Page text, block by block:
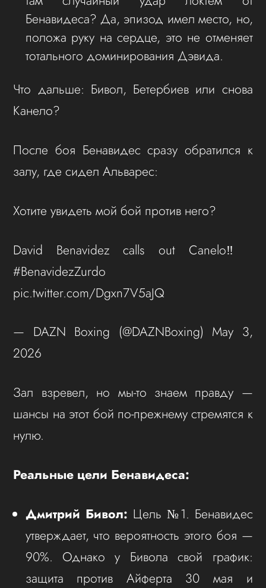
Бенавидеса? Да, эпизод имел место, но,
положа руку на сердце, это не отменяет
тотального доминирования Дэвида.
Что дальше: Бивол, Бетербиев или снова
Канело?
После боя Бенавидес сразу обратился к
залу, где сидел Альварес:
Хотите увидеть мой бой против него?
David Benavidez calls out Canelo‼️
#BenavidezZurdo
pic.twitter.com/Dgxn7V5aJQ
— DAZN Boxing (@DAZNBoxing) May 3,
2026
Зал взревел, но мы-то знаем правду —
шансы на этот бой по-прежнему стремятся к
нулю.
Реальные цели Бенавидеса:
Дмитрий Бивол: Цель №1. Бенавидес
утверждает, что вероятность этого боя —
90%. Однако у Бивола свой график:
защита против Айферта 30 мая и